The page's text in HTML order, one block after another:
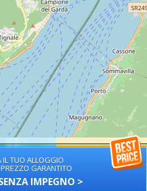
IL TUO ALLOGGIO
GARANTITO
IMPEGNO >